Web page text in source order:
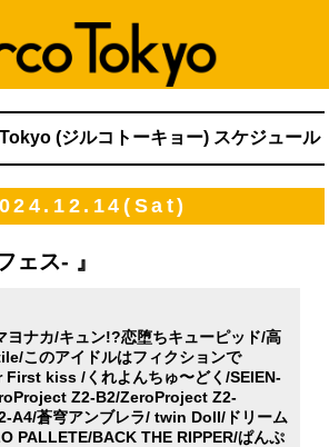
(ジルコトーキョー) スケジュール
ェス- 』
ナカ/キュン!?恋堕ちキューピッド/高
このアイドルはフィクションで
kiss /くれよんちゅ〜どく/SEIEN-
Z2-B2/ZeroProject Z2-
A4/蒼穹アンブレラ/ twin Doll/ドリーム
PALLETE/BACK THE RIPPER/ぱんぷ